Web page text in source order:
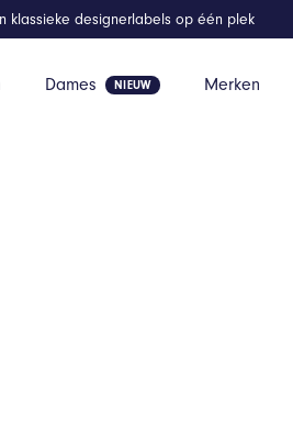
Dames Merken
klassieke designerlabels op één plek